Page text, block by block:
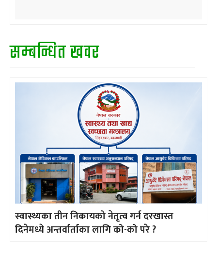
सम्बन्धित खवर
स्वास्थ्यका तीन निकायको नेतृत्व गर्न दरखास्त
दिनेमध्ये अन्तर्वार्ताका लागि को-को परे ?